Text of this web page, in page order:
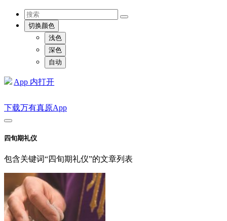
切换颜色
浅色
深色
自动
App 内打开
下载万有真原App
四旬期礼仪
包含关键词“四旬期礼仪”的文章列表